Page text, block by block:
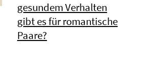
gesundem Verhalten
gibt es für romantische
Paare?